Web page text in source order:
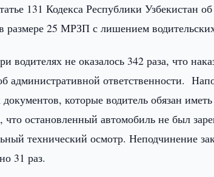
131 Кодекса Республики Узбекистан
размере 25 МРЗП с лишением
водителях не оказалось 342 раза, что
административной ответственности.
которые водитель обязан
что остановленный автомобиль не был
технический осмотр. Неподчинение
31 раз.